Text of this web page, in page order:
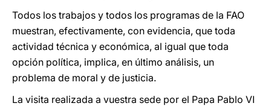
Todos los trabajos y todos los programas de la FAO
muestran, efectivamente, con evidencia, que toda
actividad técnica y económica, al igual que toda
opción política, implica, en último análisis, un
problema de moral y de justicia.
La visita realizada a vuestra sede por el Papa Pablo VI